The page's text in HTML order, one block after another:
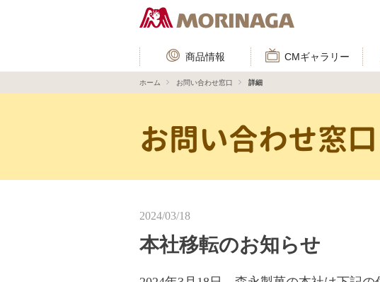
商品情報 CMギャラリー
ホーム お問い合わせ窓口 詳細
お問い合わせ窓口
2024/03/18
本社移転のお知らせ